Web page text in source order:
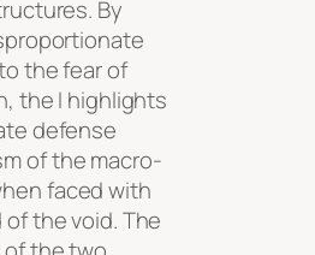
By
the fear of
the I highlights
defense
of the macro-
faced with
the void. The